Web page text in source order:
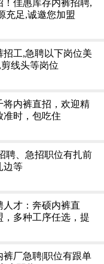
佳惠库存内裤招聘,
充足,诚邀您加盟
招工,急聘以下岗位美
线头等岗位
将内裤直招，欢迎精
准时，包吃住
聘、急招职位有扎前
边等
人才：奔硕内裤直
多种工序任选，提
裤厂急聘|职位有跟单